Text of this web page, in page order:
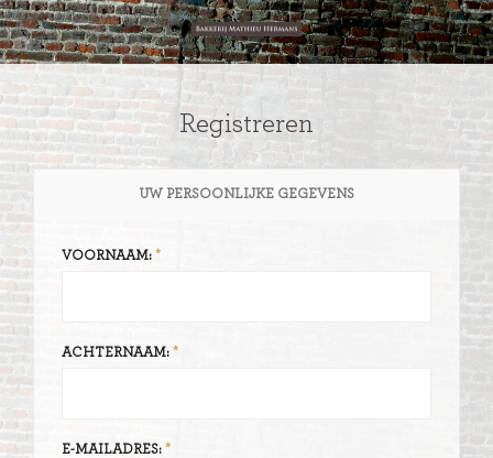
Registreren
UW PERSOONLIJKE GEGEVENS
VOORNAAM:
ACHTERNAAM:
E-MAILADRES: